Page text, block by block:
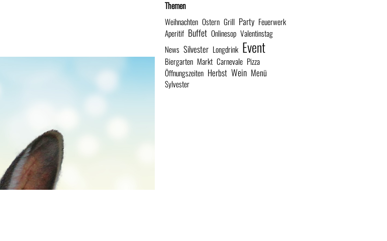
Block überspringen Themen
Themen
Weihnachten Ostern Grill Party Feuerwerk
Aperitif Buffet Onlinesop Valentinstag
News Silvester Longdrink Event
Biergarten Markt Carnevale Pizza
Öffnungszeiten Herbst Wein Menü
Sylvester